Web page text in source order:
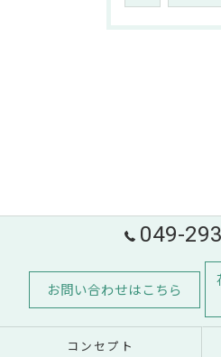
049-
お問い合わせはこちら
コンセプト